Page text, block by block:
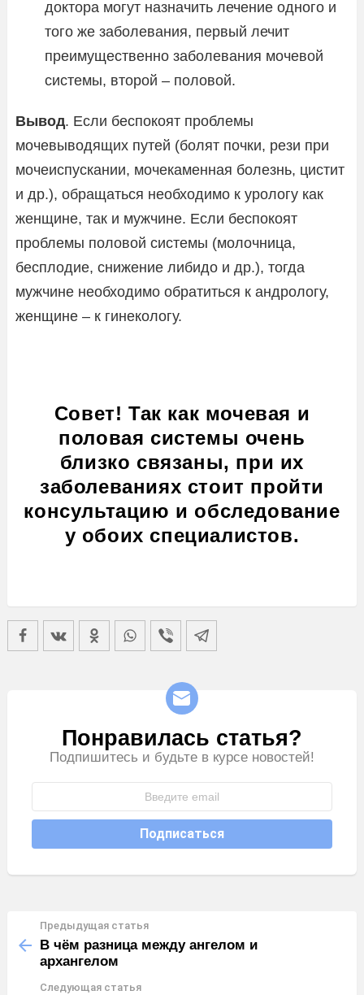
доктора могут назначить лечение одного и
того же заболевания, первый лечит
преимущественно заболевания мочевой
системы, второй – половой.
Вывод. Если беспокоят проблемы
мочевыводящих путей (болят почки, рези при
мочеиспускании, мочекаменная болезнь, цистит
и др.), обращаться необходимо к урологу как
женщине, так и мужчине. Если беспокоят
проблемы половой системы (молочница,
бесплодие, снижение либидо и др.), тогда
мужчине необходимо обратиться к андрологу,
женщине – к гинекологу.
Совет! Так как мочевая и
половая системы очень
близко связаны, при их
заболеваниях стоит пройти
консультацию и обследование
у обоих специалистов.
РАССЫЛКА
Понравилась статья?
Подпишитесь и будьте в курсе новостей!
Узнать
больше
Предыдущая статья
В чём разница между ангелом и
архангелом
Следующая статья